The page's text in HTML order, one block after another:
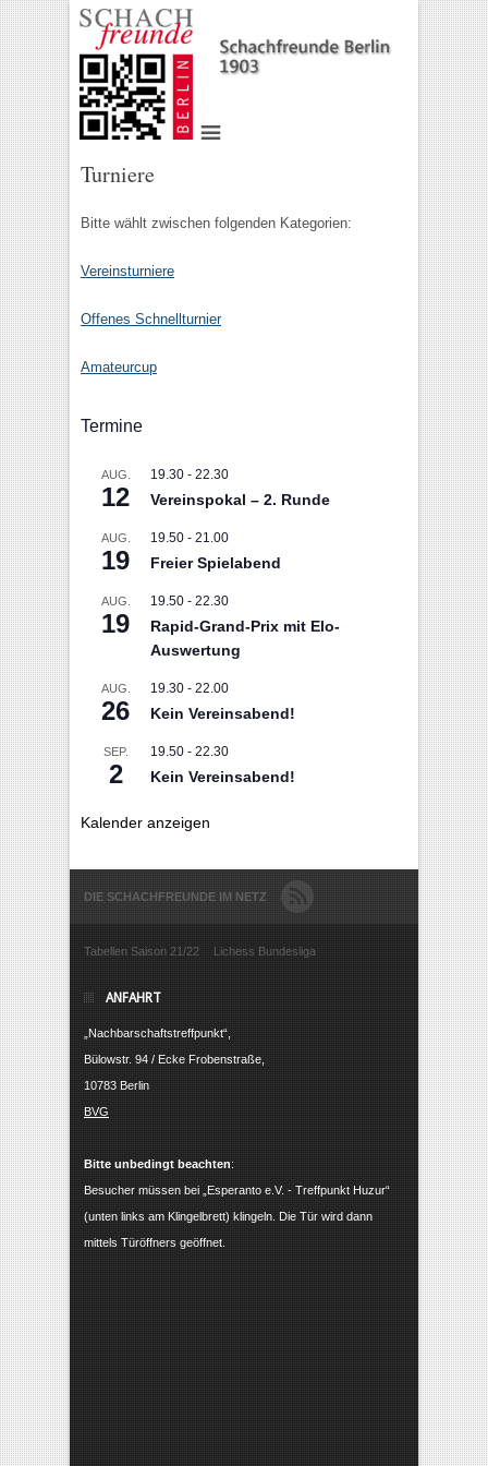
Turniere
Bitte wählt zwischen folgenden Kategorien:
Vereinsturniere
Offenes Schnellturnier
Amateurcup
Termine
AUG.
12
19.30 - 22.30
Vereinspokal – 2. Runde
AUG.
19
19.50 - 21.00
Freier Spielabend
AUG.
19
19.50 - 22.30
Rapid-Grand-Prix mit Elo-
Auswertung
AUG.
26
19.30 - 22.00
Kein Vereinsabend!
SEP.
2
19.50 - 22.30
Kein Vereinsabend!
Kalender anzeigen
DIE SCHACHFREUNDE IM NETZ
Tabellen Saison 21/22 Lichess Bundesliga
ANFAHRT
„Nachbarschaftstreffpunkt“,
Bülowstr. 94 / Ecke Frobenstraße,
10783 Berlin
BVG
Bitte unbedingt beachten:
Besucher müssen bei „Esperanto e.V. - Treffpunkt Huzur“
(unten links am Klingelbrett) klingeln. Die Tür wird dann
mittels Türöffners geöffnet.